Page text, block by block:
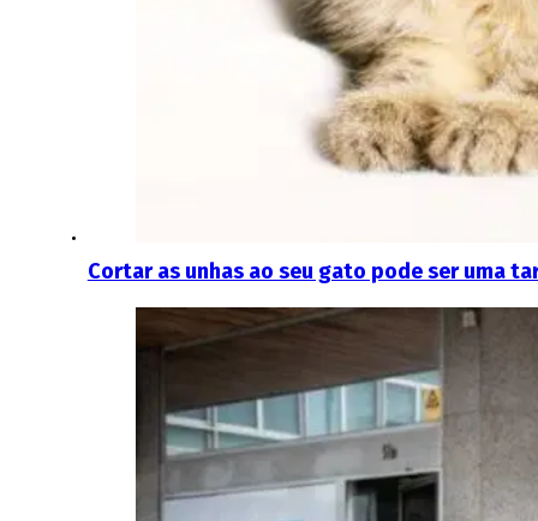
Cortar as unhas ao seu gato pode ser uma